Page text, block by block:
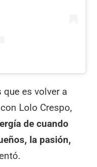
que es volver a
Lolo Crespo,
de cuando
la pasión,